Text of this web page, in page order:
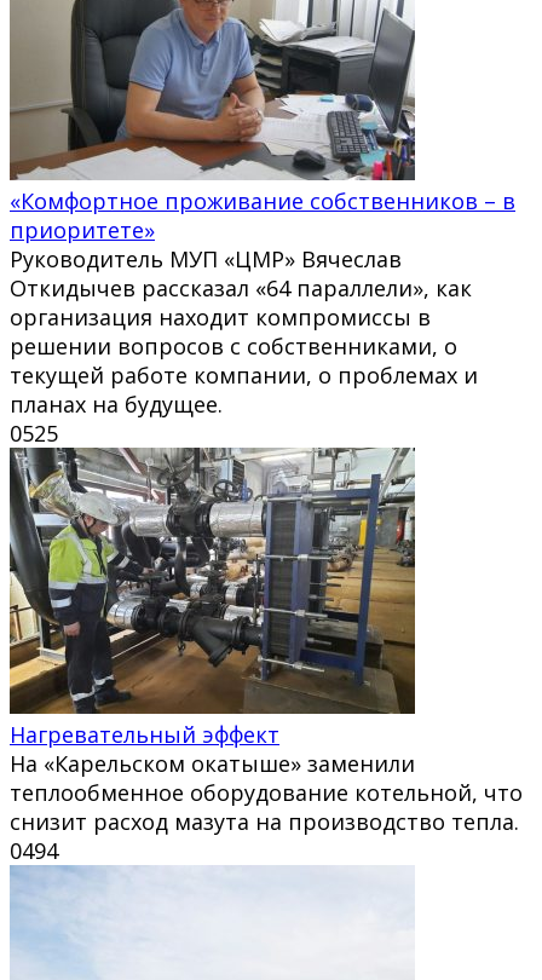
«Комфортное проживание собственников – в
приоритете»
Руководитель МУП «ЦМР» Вячеслав
Откидычев рассказал «64 параллели», как
организация находит компромиссы в
решении вопросов с собственниками, о
текущей работе компании, о проблемах и
планах на будущее.
0525
Нагревательный эффект
На «Карельском окатыше» заменили
теплообменное оборудование котельной, что
снизит расход мазута на производство тепла.
0494